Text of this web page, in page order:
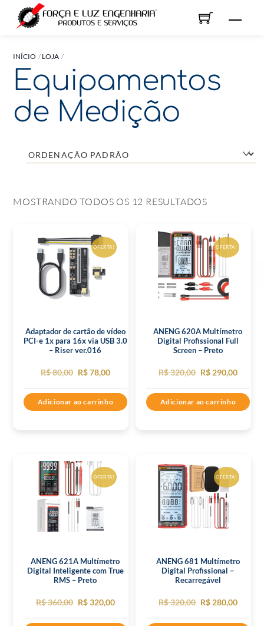
INÍCIO LOJA
Equipamentos
de Medição
MOSTRANDO TODOS OS 12 RESULTADOS
OFERTA!
Adaptador de cartão de vídeo
PCI-e 1x para 16x via USB 3.0
– Riser ver.016
R$80,00 O
preço
original
R$78,00O
preço
atual
Adicionar ao carrinho
OFERTA!
ANENG 620A Multímetro
Digital Profissional Full
Screen – Preto
R$320,00 O
preço
original
R$290,00O
preço
atual
Adicionar ao carrinho
OFERTA!
ANENG 621A Multímetro
Digital Inteligente com True
RMS – Preto
R$360,00 O
preço
R$320,00O
preço
OFERTA!
ANENG 681 Multímetro
Digital Profissional –
Recarregável
R$320,00 O
preço
R$280,00O
preço